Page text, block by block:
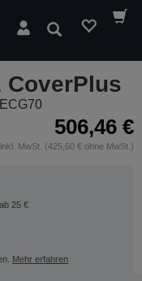
Suchen
CoverPlus
506,46 €
inkl. MwSt. (425,60 € ohne MwSt.)
25 €
Mehr erfahren